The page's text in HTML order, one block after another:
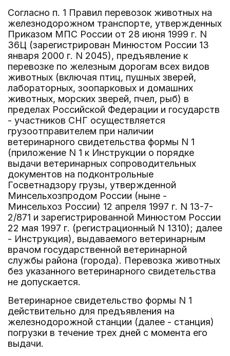
Согласно п. 1 Правил перевозок животных на
железнодорожном транспорте, утвержденных
Приказом МПС России от 28 июня 1999 г. N
36Ц (зарегистрирован Минюстом России 13
января 2000 г. N 2045), предъявление к
перевозке по железным дорогам всех видов
животных (включая птиц, пушных зверей,
лабораторных, зоопарковых и домашних
животных, морских зверей, пчел, рыб) в
пределах Российской Федерации и государств
- участников СНГ осуществляется
грузоотправителем при наличии
ветеринарного свидетельства формы N 1
(приложение N 1 к Инструкции о порядке
выдачи ветеринарных сопроводительных
документов на подконтрольные
Госветнадзору грузы, утвержденной
Минсельхозпродом России (ныне -
Минсельхоз России) 12 апреля 1997 г. N 13-7-
2/871 и зарегистрированной Минюстом России
22 мая 1997 г. (регистрационный N 1310); далее
- Инструкция), выдаваемого ветеринарным
врачом государственной ветеринарной
службы района (города). Перевозка животных
без указанного ветеринарного свидетельства
не допускается.
Ветеринарное свидетельство формы N 1
действительно для предъявления на
железнодорожной станции (далее - станция)
погрузки в течение трех дней с момента его
выдачи.